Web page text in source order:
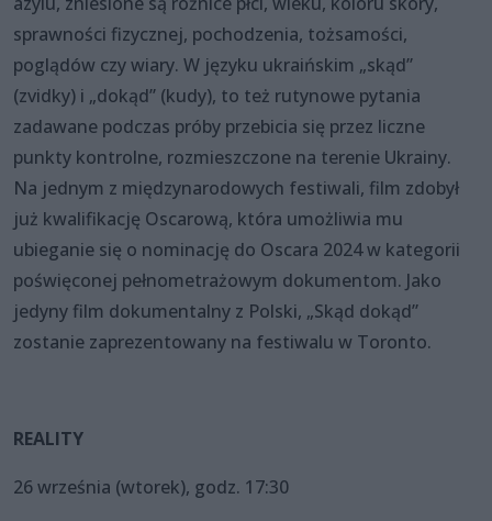
sprawności fizycznej, pochodzenia, tożsamości,
poglądów czy wiary. W języku ukraińskim „skąd”
(zvidky) i „dokąd” (kudy), to też rutynowe pytania
zadawane podczas próby przebicia się przez liczne
punkty kontrolne, rozmieszczone na terenie Ukrainy.
Na jednym z międzynarodowych festiwali, film zdobył
już kwalifikację Oscarową, która umożliwia mu
ubieganie się o nominację do Oscara 2024 w kategorii
poświęconej pełnometrażowym dokumentom. Jako
jedyny film dokumentalny z Polski, „Skąd dokąd”
zostanie zaprezentowany na festiwalu w Toronto.
REALITY
26 września (wtorek), godz. 17:30